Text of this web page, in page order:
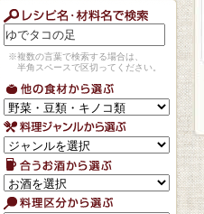
※複数の言葉で検索する場合は、
半角スペースで区切ってください。